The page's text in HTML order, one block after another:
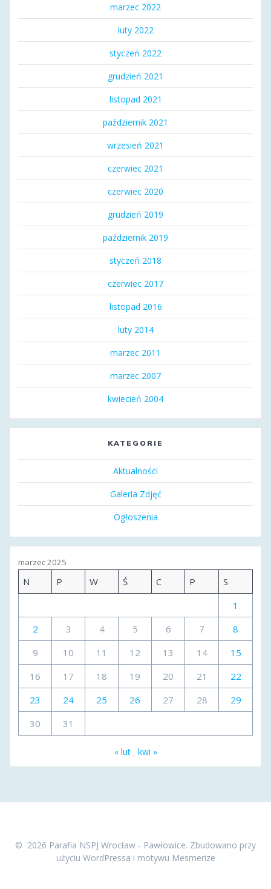
marzec 2022
luty 2022
styczeń 2022
grudzień 2021
listopad 2021
październik 2021
wrzesień 2021
czerwiec 2021
czerwiec 2020
grudzień 2019
październik 2019
styczeń 2018
czerwiec 2017
listopad 2016
luty 2014
marzec 2011
marzec 2007
kwiecień 2004
KATEGORIE
Aktualności
Galeria Zdjęć
Ogłoszenia
marzec 2025
N P W Ś C P
S
1
2
3 4 5 6 7
8
9
10 11 12 13 14
15
16
17 18 19 20 21
22
23
24 25 26 27 28
29
30
31
« lut kwi »
© 2026 Parafia NSPJ Wrocław - Pawłowice. Zbudowano przy
użyciu WordPressa i motywu Mesmerize